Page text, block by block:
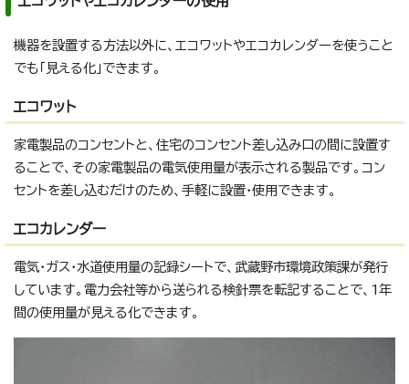
機器を設置する方法以外に、エコワットやエコカレンダーを使うこと
でも「見える化」できます。
エコワット
家電製品のコンセントと、住宅のコンセント差し込み口の間に設置す
ることで、その家電製品の電気使用量が表示される製品です。コン
セントを差し込むだけのため、手軽に設置・使用できます。
エコカレンダー
電気・ガス・水道使用量の記録シートで、武蔵野市環境政策課が発行
しています。電力会社等から送られる検針票を転記することで、1年
間の使用量が見える化できます。